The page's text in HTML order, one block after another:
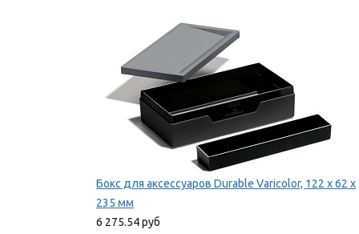
Бокс для аксессуаров Durable Varicolor, 122 x 62 x
235 мм
6 275.54 руб